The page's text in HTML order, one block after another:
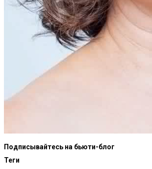
Подписывайтесь на бьюти-блог
Теги